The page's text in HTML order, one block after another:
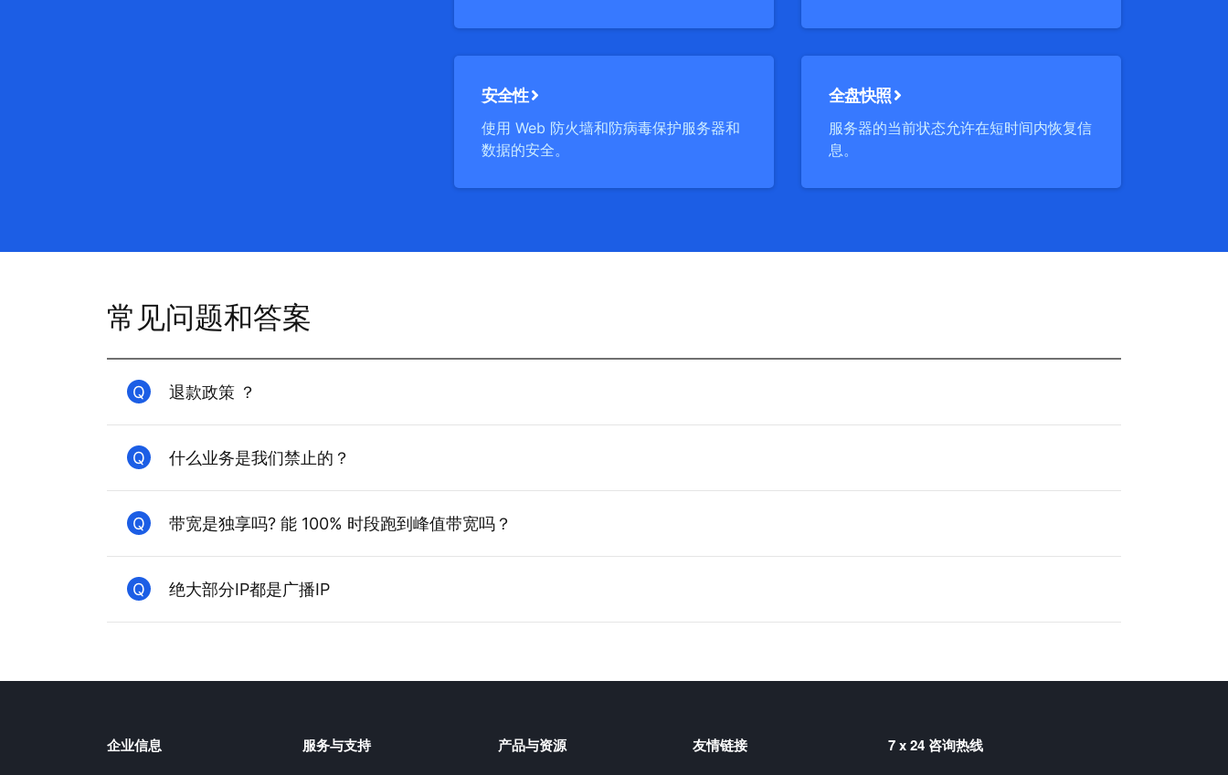
安全性
使用 Web 防火墙和防病毒保护服务器和
数据的安全。
全盘快照
服务器的当前状态允许在短时间内恢复信
息。
常见问题和答案
Q 退款政策 ？
Q 什么业务是我们禁止的？
Q 带宽是独享吗? 能 100% 时段跑到峰值带宽吗？
Q 绝大部分IP都是广播IP
企业信息 服务与支持 产品与资源 友情链接 7 x 24 咨询热线